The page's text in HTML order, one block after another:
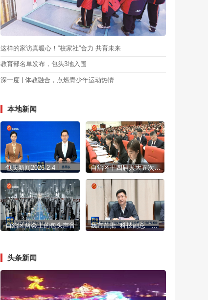
这样的家访真暖心！“校家社”合力 共育未来
教育部名单发布，包头3地入围
深一度 | 体教融合，点燃青少年运动热情
本地新闻
包头新闻2026-2-4 自治区十四届人大五次会议开幕
自治区两会上的包头声音 我市首批 “科技副总” “产业教授”进行成果展示
头条新闻